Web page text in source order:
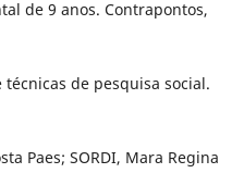
de 9 anos. Contrapontos,
de pesquisa social.
Paes; SORDI, Mara Regina